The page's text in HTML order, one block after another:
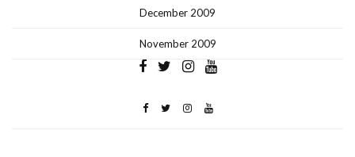
December 2009
November 2009